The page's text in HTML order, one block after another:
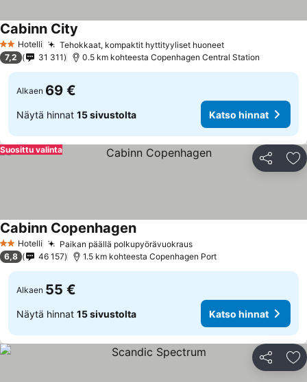
2 Tähtiluokitus
Hotelli Tehokkaat, kompaktit hyttityyliset huoneetKatso hinnat
Cabinn City
7,2 31 311 0.5 km kohteesta Copenhagen Central Station
Alkaen 69 €
Näytä hinnat 15 sivustolta Katso hinnat
Jaa
Suosittu valinta
2 Tähtiluokitus
Hotelli Paikan päällä polkupyörävuokrausKatso hinnat
Cabinn CopenhagenKatso hinnat
6,8 46 157 1.5 km kohteesta Copenhagen Port
Alkaen 55 €
Näytä hinnat 15 sivustolta Katso hinnat
Jaa